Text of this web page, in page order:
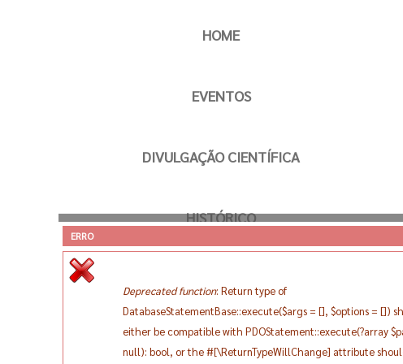
HOME
EVENTOS
DIVULGAÇÃO CIENTÍFICA
HISTÓRICO
HUMBOLDT LIFE
ERRO
Deprecated function: Return type of
DatabaseStatementBase::execute($args = [], $options = [])
either be compatible with PDOStatement::execute(?array
null): bool, or the #[\ReturnTypeWillChange] attribute